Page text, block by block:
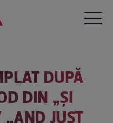
DUPĂ
DIN „ȘI
JUST